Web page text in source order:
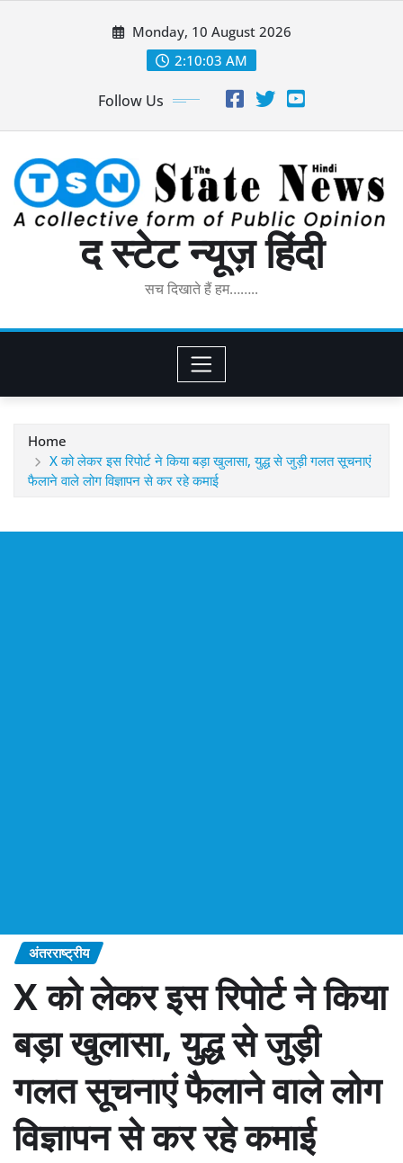
Monday, 10 August 2026
2:10:05 AM
Follow Us
द स्टेट न्यूज़ हिंदी
सच दिखाते हैं हम……..
Home
X को लेकर इस रिपोर्ट ने किया बड़ा खुलासा, युद्ध से जुड़ी गलत सूचनाएं
फैलाने वाले लोग विज्ञापन से कर रहे कमाई
अंतरराष्ट्रीय
X को लेकर इस रिपोर्ट ने किया
बड़ा खुलासा, युद्ध से जुड़ी
गलत सूचनाएं फैलाने वाले लोग
विज्ञापन से कर रहे कमाई